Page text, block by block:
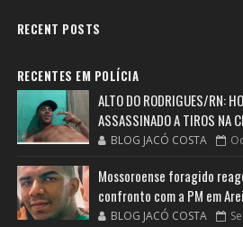
RECENT POSTS
RECENTES EM POLÍCIA
ALTO DO RODRIGUES/RN:
ASSASSINADO A TIROS NA
BLOG JACÓ COSTA
Mossoroense foragido
confronto com a PM em
BLOG JACÓ COSTA